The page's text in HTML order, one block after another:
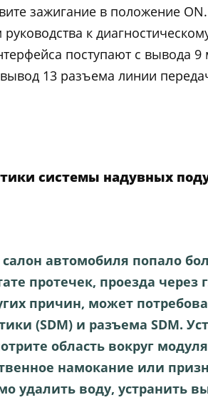
зажигание в положение ON.
руководства к
поступают с вывода 9
13 разъема линии
системы надувных
автомобиля попало
протечек, проезда через
причин, может
(SDM) и разъема SDM.
область вокруг
намокание или
удалить воду, устранить